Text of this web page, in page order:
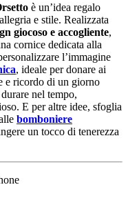
è un’idea regalo
e stile. Realizzata
giocoso e accogliente,
cornice dedicata alla
l’immagine
, ideale per donare ai
e ricordo di un giorno
nel tempo,
E per altre idee, sfoglia
bomboniere
un tocco di tenerezza